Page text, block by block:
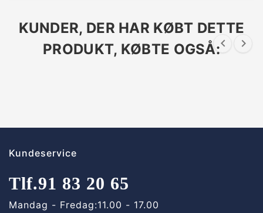
KUNDER, DER HAR KØBT DETTE
PRODUKT, KØBTE OGSÅ: 
Kundeservice
Tlf.91 83 20 65
Mandag - Fredag:11.00 - 17.00